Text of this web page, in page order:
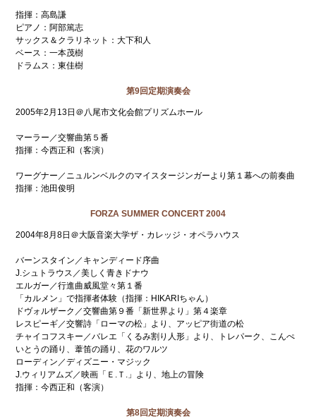
指揮：高島謙
ピアノ：阿部篤志
サックス＆クラリネット：大下和人
ベース：一本茂樹
ドラムス：東佳樹
第9回定期演奏会
2005年2月13日＠八尾市文化会館プリズムホール
マーラー／交響曲第５番
指揮：今西正和（客演）
ワーグナー／ニュルンベルクのマイスタージンガーより第１幕への前奏曲
指揮：池田俊明
FORZA SUMMER CONCERT 2004
2004年8月8日＠大阪音楽大学ザ・カレッジ・オペラハウス
バーンスタイン／キャンディード序曲
J.シュトラウス／美しく青きドナウ
エルガー／行進曲威風堂々第１番
「カルメン」で指揮者体験（指揮：HIKARIちゃん）
ドヴォルザーク／交響曲第９番「新世界より」第４楽章
レスピーギ／交響詩「ローマの松」より、アッピア街道の松
チャイコフスキー／バレエ「くるみ割り人形」より、トレパーク、こんぺ
いとうの踊り、葦笛の踊り、花のワルツ
ローディン／ディズニー・マジック
J.ウィリアムズ／映画「Ｅ.Ｔ.」より、地上の冒険
指揮：今西正和（客演）
第8回定期演奏会